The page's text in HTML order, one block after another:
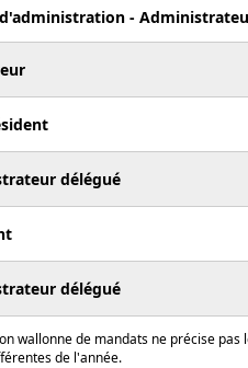
-
délégué
délégué
wallonne de mandats ne précise
de l'année.